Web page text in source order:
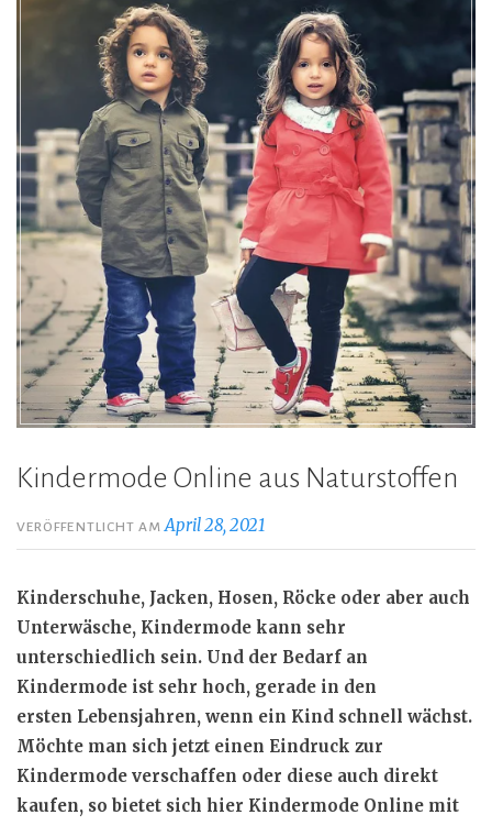
Kindermode Online aus Naturstoffen
VERÖFFENTLICHT AMApril 28, 2021
Kinderschuhe, Jacken, Hosen, Röcke oder aber auch
Unterwäsche, Kindermode kann sehr
unterschiedlich sein. Und der Bedarf an
Kindermode ist sehr hoch, gerade in den
ersten Lebensjahren, wenn ein Kind schnell wächst.
Möchte man sich jetzt einen Eindruck zur
Kindermode verschaffen oder diese auch direkt
kaufen, so bietet sich hier Kindermode Online mit